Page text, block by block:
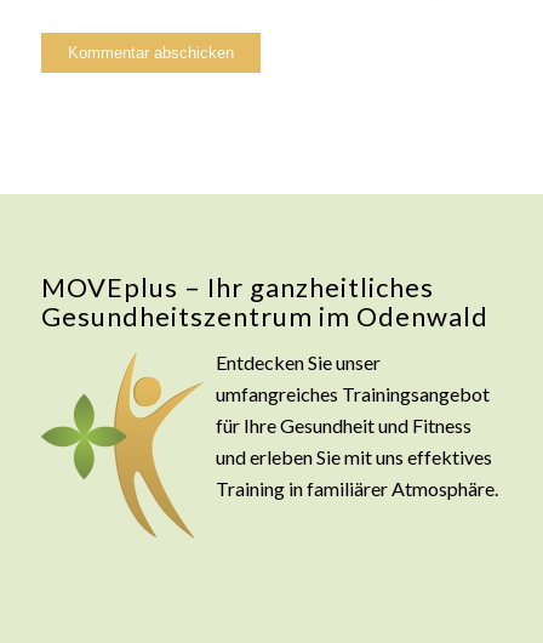
MOVEplus – Ihr ganzheitliches
Gesundheitszentrum im Odenwald
Entdecken Sie unser
umfangreiches Trainingsangebot
für Ihre Gesundheit und Fitness
und erleben Sie mit uns effektives
Training in familiärer Atmosphäre.